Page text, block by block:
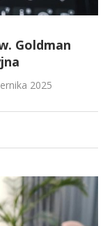
Goldman
2025